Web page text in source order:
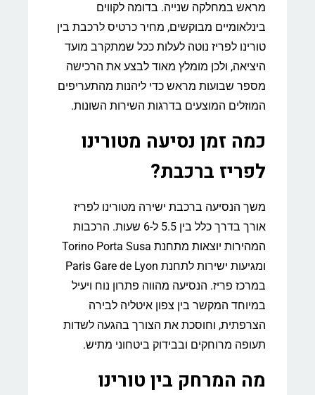
מראש במחלקה שנייה. בדומה לקווים
בינלאומיים מבוקשים, מחיר כרטיס לרכבת בין
טורינו לפריז נוטה לעלות ככל שמתקרב מועד
היציאה, ולכן מומלץ מאוד לבצע את הרכישה
מספר שבועות מראש כדי ליהנות מהתעריפים
המוזלים המוצעים בדרגות השירות השונות.
כמה זמן נסיעה מטורינו
לפריז ברכבת?
משך הנסיעה ברכבת ישירה מטורינו לפריז
אורך בדרך כלל בין 5.5 ל-6 שעות. הרכבות
המהירות יוצאות מתחנת Torino Porta Susa
ומגיעות ישירות לתחנת Paris Gare de Lyon
במרכז פריז. הנסיעה מהווה פתרון נוח ויעיל
במיוחד המקשר בין צפון איטליה לבירה
הצרפתית, וחוסכת את הצורך בהגעה לשדות
תעופה מרוחקים ובבידוק ביטחוני מתיש.
מה המרחק בין טורינו